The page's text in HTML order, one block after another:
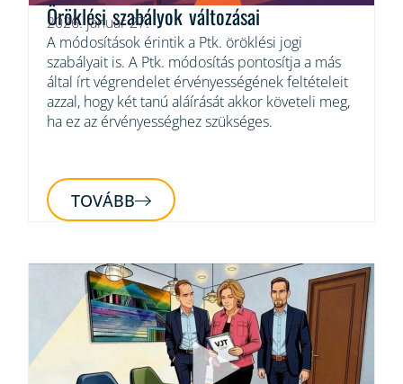
Öröklési szabályok változásai
2026. január 27.
A módosítások érintik a Ptk. öröklési jogi
szabályait is. A Ptk. módosítás pontosítja a más
által írt végrendelet érvényességének feltételeit
azzal, hogy két tanú aláírását akkor követeli meg,
ha ez az érvényességhez szükséges.
TOVÁBB